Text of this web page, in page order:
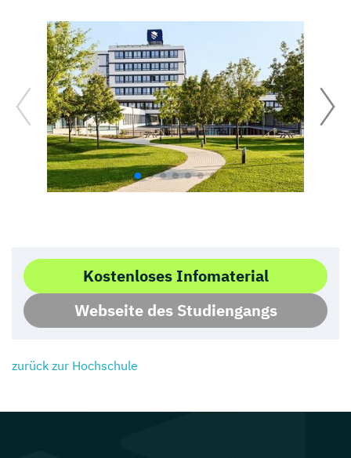
Kostenloses Infomaterial
Webseite des Studiengangs
zurück zur Hochschule